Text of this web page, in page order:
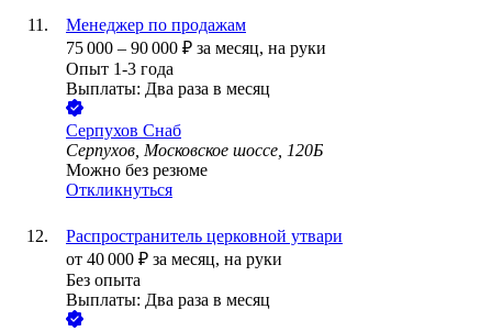
Менеджер по продажам
75 000 – 90 000 ₽ за месяц, на руки
Опыт 1-3 года
Выплаты: Два раза в месяц
Серпухов Снаб
Серпухов, Московское шоссе, 120Б
Можно без резюме
Откликнуться
Распространитель церковной утвари
от 40 000 ₽ за месяц, на руки
Без опыта
Выплаты: Два раза в месяц